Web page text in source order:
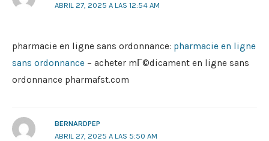
ABRIL 27, 2025 A LAS 12:54 AM
pharmacie en ligne sans ordonnance: pharmacie en ligne
sans ordonnance – acheter mГ©dicament en ligne sans
ordonnance pharmafst.com
BERNARDPEP
ABRIL 27, 2025 A LAS 5:50 AM